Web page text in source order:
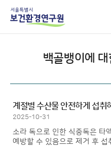
백골뱅이 에
2025-10-31
소라 독으로 인한 식중독은 타
예방할 수 있음으로 제거 후 섭